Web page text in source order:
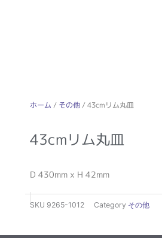
ホーム / その他/ 43cmリム丸皿
43cmリム丸皿
D 430mm x H 42mm
SKU 9265-1012 Category その他